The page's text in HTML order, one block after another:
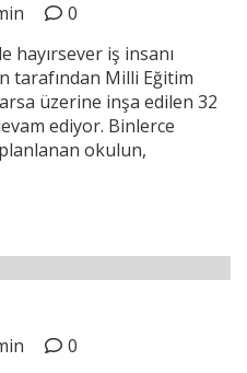
0
hayırsever iş insanı
tarafından Milli Eğitim
üzerine inşa edilen 32
ediyor. Binlerce
okulun,
0